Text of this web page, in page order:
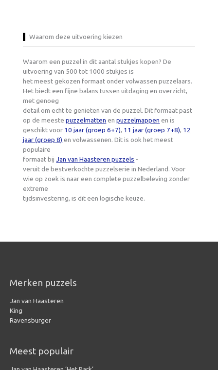
Waarom deze uitvoering kiezen
Waarom een puzzel in dit aantal stukjes kopen? De
uitvoering van 500 tot 1000 stukjes is
het meest gekozen formaat onder volwassen puzzelaars.
Het biedt een fijne balans tussen uitdaging en overzicht,
met genoeg
detail om echt te genieten van de puzzel. Dit formaat past
op de meestepuzzelmatten enpuzzelmappen en is
geschikt voor 10 jaar (groep 6+7), 11 jaar (groep 7+8), 12
jaar (groep 8) en volwassenen. Dit is ook het meest
populaire
formaat bijJan van Haasteren puzzels -
veruit de bestverkochte puzzelserie in Nederland. Voor
wie op zoek is naar een complete puzzelbeleving zonder
extreme
tijdsinvestering, is dit een logische keuze.
Merken puzzels
Jan van Haasteren
King
Ravensburger
Meest populair